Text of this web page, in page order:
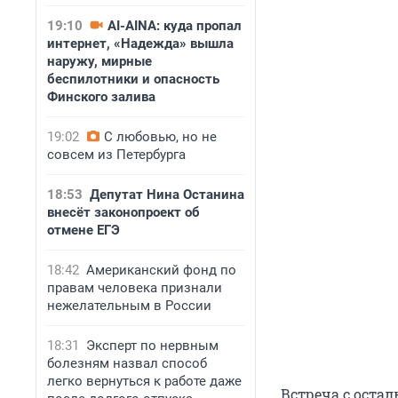
19:10
AI-AINA: куда пропал
интернет, «Надежда» вышла
наружу, мирные
беспилотники и опасность
Финского залива
19:02
С любовью, но не
совсем из Петербурга
18:53 Депутат Нина Останина
внесёт законопроект об
отмене ЕГЭ
18:42 Американский фонд по
правам человека признали
нежелательным в России
18:31
Эксперт по нервным
болезням назвал способ
легко вернуться к работе даже
Встреча с